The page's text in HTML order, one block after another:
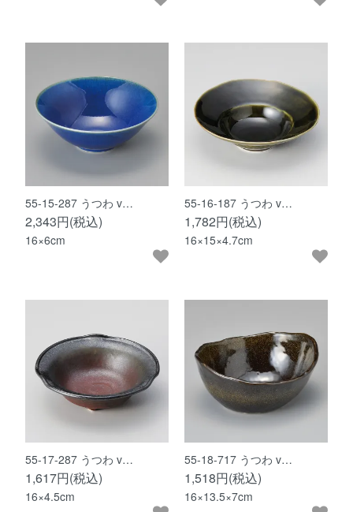
55-15-287 うつわ v…
2,343円(税込)
16×6cm
55-16-187 うつわ v…
1,782円(税込)
16×15×4.7cm
55-17-287 うつわ v…
1,617円(税込)
16×4.5cm
55-18-717 うつわ v…
1,518円(税込)
16×13.5×7cm